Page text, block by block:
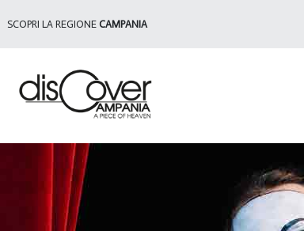
SCOPRI LA REGIONE CAMPANIA